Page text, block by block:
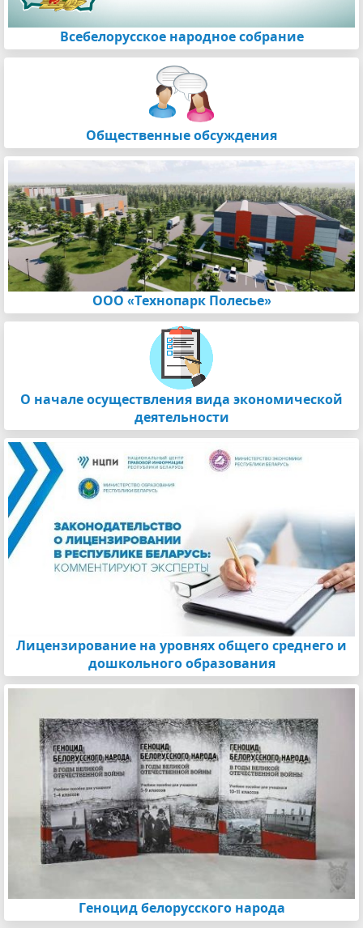
Всебелорусское народное собрание
Общественные обсуждения
ООО «Технопарк Полесье»
О начале осуществления вида экономической
деятельности
Лицензирование на уровнях общего среднего и
дошкольного образования
Геноцид белорусского народа